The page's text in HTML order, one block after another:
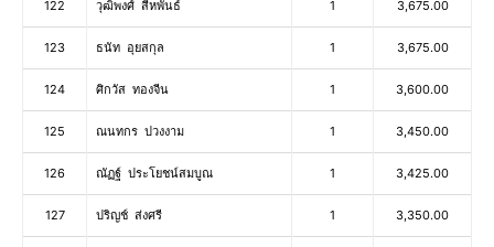
122 วุฒิพงศ์ สีหพันธ์ 1 3,675.00
123 ธนัท อุยสกุล 1 3,675.00
124 ศิกวัส ทองจีน 1 3,600.00
125 ณนทกร ปวงงาม 1 3,450.00
126 ณัฏฐ์ ประโยชน์สมบูณ 1 3,425.00
127 ปริญช์ ส่งศรี 1 3,350.00